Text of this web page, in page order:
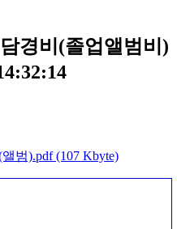
경비(졸업앨범비)
범).pdf (107 Kbyte)